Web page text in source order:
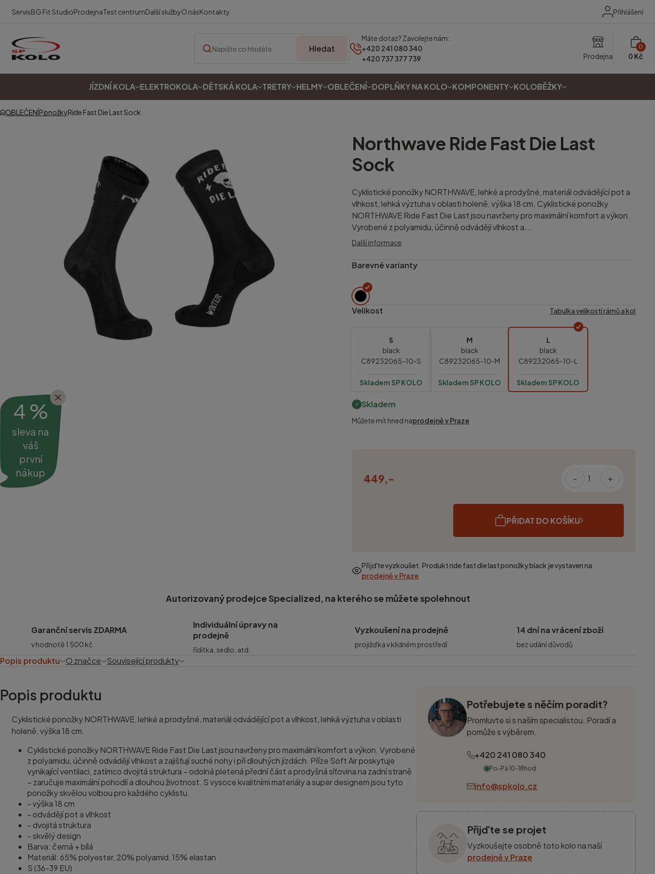
ServisBG Fit StudioProdejnaTest centrumDalší službyO násKontakty Přihlášení
Hledat
Máte dotaz? Zavolejte nám:
+420 241 080 340
+420 737 377 739
Prodejna
0
0 Kč
JÍZDNÍ KOLA ELEKTROKOLA DĚTSKÁ KOLA TRETRY HELMY OBLEČENÍ DOPLŇKY NA KOLO KOMPONENTY KOLOBĚŽKY
OBLEČENÍPonožkyRide Fast Die Last Sock
Northwave Ride Fast Die Last
Sock
4 %
sleva na
váš
první
nákup
Cyklistické ponožky NORTHWAVE, lehké a prodyšné, materiál odvádějící pot a
vlhkost, lehká výztuha v oblasti holeně, výška 18 cm. Cyklistické ponožky
NORTHWAVE Ride Fast Die Last jsou navrženy pro maximální komfort a výkon.
Vyrobené z polyamidu, účinně odvádějí vlhkost a...
Další informace
Barevné varianty
Velikost Tabulka velikostí rámů a kol
S
black
C89232065-10-S
Skladem SP KOLO
M
black
C89232065-10-M
Skladem SP KOLO
L
black
C89232065-10-L
Skladem SP KOLO
Skladem
Můžete mít hned naprodejně v Praze
449,- - +
PŘIDAT DO KOŠÍKU
Přijďte vyzkoušet. Produktride fast die last ponožky black je vystaven na
prodejně v Praze
Autorizovaný prodejce Specialized, na kterého se můžete spolehnout
Garanční servis ZDARMA
v hodnotě 1 500 kč
Individuální úpravy na
prodejně
řídítka, sedlo, atd.
Vyzkoušení na prodejně
projižďka v klidném prostředí
14 dní na vrácení zboží
bez udání důvodů
Popis produktu O značce Související produkty
Popis produktu
Cyklistické ponožky NORTHWAVE, lehké a prodyšné, materiál odvádějící pot a vlhkost, lehká výztuha v oblasti
holeně, výška 18 cm.
Cyklistické ponožky NORTHWAVE Ride Fast Die Last jsou navrženy pro maximální komfort a výkon. Vyrobené
z polyamidu, účinně odvádějí vlhkost a zajišťují suché nohy i při dlouhých jízdách. Příze Soft Air poskytuje
vynikající ventilaci, zatímco dvojitá struktura – odolná pletená přední část a prodyšná síťovina na zadní straně
– zaručuje maximální pohodlí a dlouhou životnost. S vysoce kvalitními materiály a super designem jsou tyto
ponožky skvělou volbou pro každého cyklistu.
- výška 18 cm
- odvádějí pot a vlhkost
- dvojitá struktura
- skvělý design
Barva: černá + bílá
Materiál: 65% polyester, 20% polyamid, 15% elastan
S (36-39 EU)
Potřebujete s něčím poradit?
Promluvte si s naším specialistou. Poradí a
pomůže s výběrem.
+420 241 080 340
Po-Pá 10-18hod.
info@spkolo.cz
Přijďte se projet
Vyzkoušejte osobně toto kolo na naší
prodejně v Praze